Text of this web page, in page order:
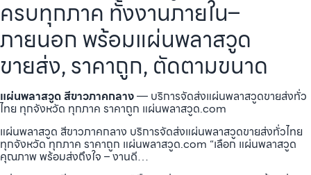
ครบทุกภาค ทั้งงานภายใน–
ภายนอก พร้อมแผ่นพลาสวูด
ขายส่ง, ราคาถูก, ตัดตามขนาด
แผ่นพลาสวูด สีขาวภาคกลาง— บริการจัดส่งแผ่นพลาสวูดขายส่งทั่ว
ไทย ทุกจังหวัด ทุกภาค ราคาถูก แผ่นพลาสวูด.com
แผ่นพลาสวูด สีขาวภาคกลาง บริการจัดส่งแผ่นพลาสวูดขายส่งทั่วไทย
ทุกจังหวัด ทุกภาค ราคาถูก แผ่นพลาสวูด.com “เลือก แผ่นพลาสวูด
คุณภาพ พร้อมส่งถึงใจ – งานดี…